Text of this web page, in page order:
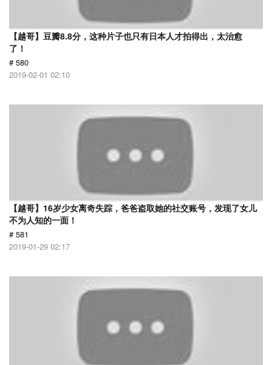
【越哥】豆瓣8.8分，这种片子也只有日本人才拍得出，太治愈
了！
# 580
2019-02-01 02:10
【越哥】16岁少女离奇失踪，爸爸盗取她的社交账号，发现了女儿
不为人知的一面！
# 581
2019-01-29 02:17